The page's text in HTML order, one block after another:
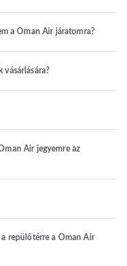
a Oman Air járatomra?
Air jegyemre az
repülőtérre a Oman Air